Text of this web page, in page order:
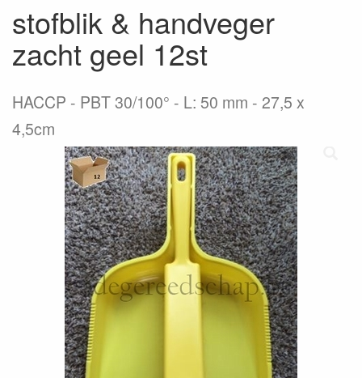
stofblik & handveger
zacht geel 12st
HACCP - PBT 30/100° - L: 50 mm - 27,5 x
4,5cm